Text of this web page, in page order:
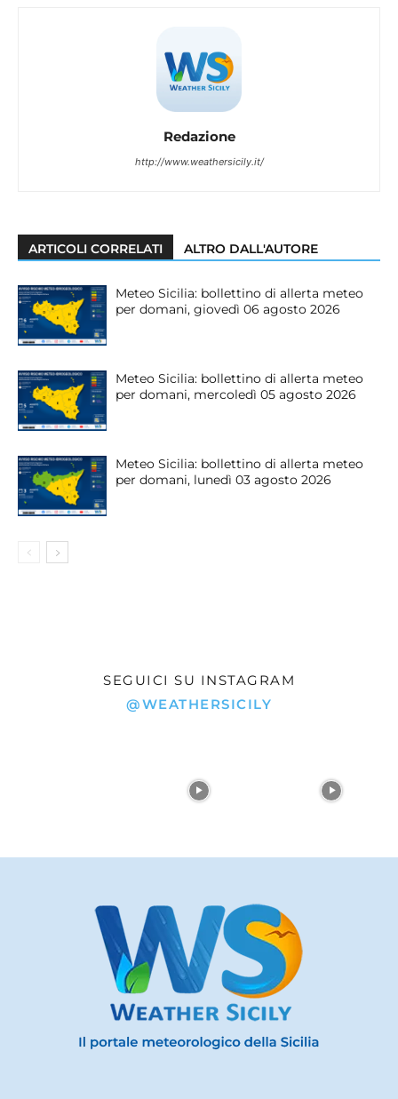
Redazione
http://www.weathersicily.it/
ARTICOLI CORRELATI ALTRO DALL'AUTORE
Meteo Sicilia: bollettino di allerta meteo
per domani, giovedì 06 agosto 2026
Meteo Sicilia: bollettino di allerta meteo
per domani, mercoledì 05 agosto 2026
Meteo Sicilia: bollettino di allerta meteo
per domani, lunedì 03 agosto 2026
SEGUICI SU INSTAGRAM
@WEATHERSICILY